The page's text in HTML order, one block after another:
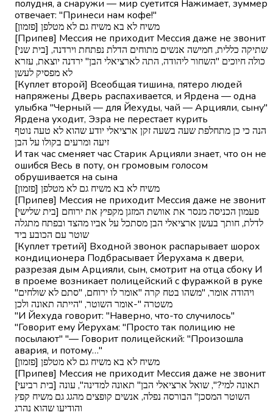
полудня, а снаружи — мир суетится Нажимает, зуммер
отвечает: "Принеси нам кофе!"
[פזמון] משיח לא בא משיח גם לא מטלפן
[Припев] Мессия не приходит Мессия даже не звонит
[בית שני] שתיקה כללית, חמישה אנשים מתוחים הדלת נפתחת וירדנה,
כולה חיוכים "השחור ליהודה, התה לארציאלי הבן" ירדנה יוצאת, עזרא
לא מפסיק לעשן
[Куплет второй] Всеобщая тишина, пятеро людей
напряжены Дверь распахивается, и Ярдена — одна
улыбка "Черный — для Йехуды, чай — Арцияли, сыну"
Ярдена уходит, Эзра не перестает курить
הנה כי כן מתחלפת שעה בשעה זקן ארציאלי יודע שהוא לא טעה נוטף
זיעה ומרעים בקולו על הבן
И так час сменяет час Старик Арцияли знает, что он не
ошибся Весь в поту, он громовым голосом
обрушивается на сына
[פזמון] משיח לא בא משיח גם לא מטלפן
[Припев] Мессия не приходит Мессия даже не звонит
[בית שלישי] פעמון הכניסה מנסר את אוושת המזגן מקפיץ את ירוחם
לדלת, חותך בעשן ארציאלי הבן מסתכל על אביו מהצד ובפתח מתגלה
שוטר עם הכובע ביד
[Куплет третий] Входной звонок распарывает шорох
кондиционера Подбрасывает Йерухама к двери,
разрезая дым Арцияли, сын, смотрит на отца сбоку И
в проеме возникает полицейский с фуражкой в руке
"ויהודה אומר, "משהו בטח קרה "אומר לו ירוחם, "סתם לא שולחים
משטרה "-אומר השוטר, "הייתה תאונה ולכן
"И Йехуда говорит: "Наверно, что-то случилось"
"Говорит ему Йерухам: "Просто так полицию не
посылают" "— Говорит полицейский: "Произошла
авария, и потому…"
[פזמון] משיח לא בא משיח גם לא מטלפן
[Припев] Мессия не приходит Мессия даже не звонит
[בית רביעי] תאונה למי?", שואל ארציאלי הבן" תאונה למדינה", עונה
השוטר המסכן" הבורסה נפלה, אנשים קופצים מהגג גם משיח קפץ
והודיעו שהוא נהרג